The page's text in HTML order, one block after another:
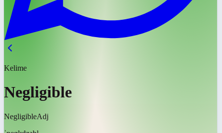
Kelime
Negligible
NegligibleAdj